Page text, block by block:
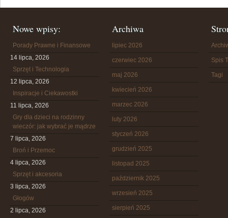
Nowe wpisy:
Porady Prawne i Finansowe
14 lipca, 2026
Sprzęt i Technologia
12 lipca, 2026
Inspiracje i Ciekawostki
11 lipca, 2026
Gry dla dzieci na rodzinny
wieczór: jak wybrać je mądrze
7 lipca, 2026
Broń i Przemoc
4 lipca, 2026
Sprzęt i akcesoria
3 lipca, 2026
Głogów
2 lipca, 2026
Archiwa
lipiec 2026
czerwiec 2026
maj 2026
kwiecień 2026
marzec 2026
luty 2026
styczeń 2026
grudzień 2025
listopad 2025
październik 2025
wrzesień 2025
sierpień 2025
Spis
Tagi